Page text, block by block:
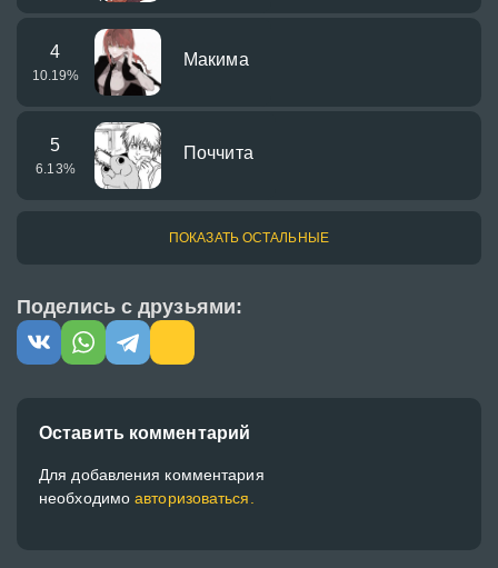
4
10.19%
Макима
5
6.13%
Поччита
ПОКАЗАТЬ ОСТАЛЬНЫЕ
Поделись с друзьями:
Оставить комментарий
Для добавления комментария
необходимоавторизоваться.